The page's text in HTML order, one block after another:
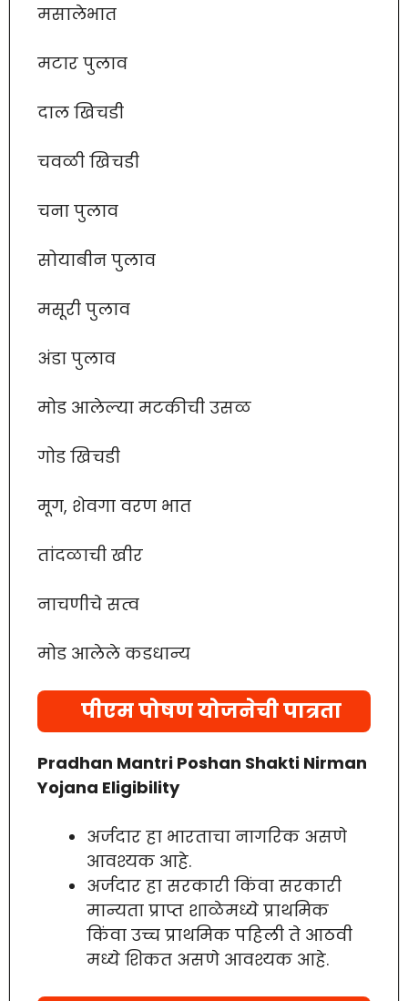
मसालेभात
मटार पुलाव
दाल खिचडी
चवळी खिचडी
चना पुलाव
सोयाबीन पुलाव
मसूरी पुलाव
अंडा पुलाव
मोड आलेल्या मटकीची उसळ
गोड खिचडी
मूग, शेवगा वरण भात
तांदळाची खीर
नाचणीचे सत्व
मोड आलेले कडधान्य
पीएम पोषण योजनेची पात्रता
Pradhan Mantri Poshan Shakti Nirman
Yojana Eligibility
अर्जदार हा भारताचा नागरिक असणे
आवश्यक आहे.
अर्जदार हा सरकारी किंवा सरकारी
मान्यता प्राप्त शाळेमध्ये प्राथमिक
किंवा उच्च प्राथमिक पहिली ते आठवी
मध्ये शिकत असणे आवश्यक आहे.